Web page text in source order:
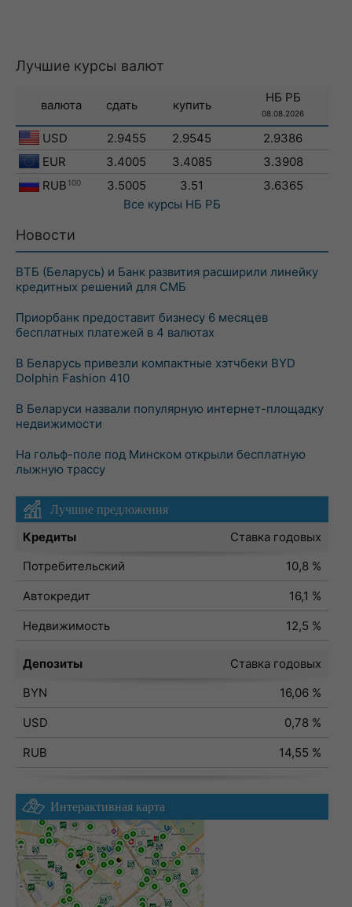
Лучшие курсы валют
валюта сдать купить
НБ РБ
08.08.2026
USD 2.9455 2.9545
2.9386
EUR
3.4005 3.4085
3.3908
RUB 100 3.5005 3.51
3.6365
Все курсы НБ РБ
Новости
ВТБ (Беларусь) и Банк развития расширили линейку
кредитных решений для СМБ
Приорбанк предоставит бизнесу 6 месяцев
бесплатных платежей в 4 валютах
В Беларусь привезли компактные хэтчбеки BYD
Dolphin Fashion 410
В Беларуси назвали популярную интернет-площадку
недвижимости
На гольф-поле под Минском открыли бесплатную
лыжную трассу
Лучшие предложения
Кредиты
Ставка годовых
Потребительский
10,8 %
Автокредит
16,1 %
Недвижимость
12,5 %
Депозиты
Ставка годовых
BYN
16,06 %
USD
0,78 %
RUB
14,55 %
Интерактивная карта